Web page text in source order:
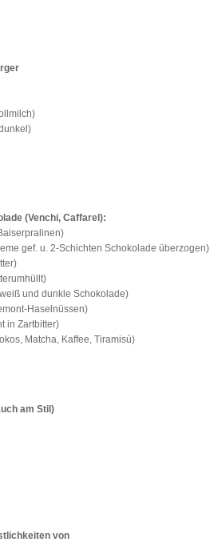
(Venchi, Caffarel):
gef. u. 2-Schichten Schokolade überzogen)
und dunkle Schokolade)
Haselnüssen)
in Zartbitter)
Matcha, Kaffee, Tiramisú)
am Stil)
von